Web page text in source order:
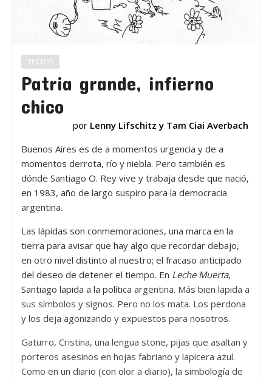
TEXTOS
Patria grande, infierno
chico
por Lenny Lifschitz y Tam Ciai Averbach
Buenos Aires es de a momentos urgencia y de a
momentos derrota, río y niebla. Pero también es
dónde Santiago O. Rey vive y trabaja desde que nació,
en 1983, año de largo suspiro para la democracia
argentina.
Las lápidas son conmemoraciones, una marca en la
tierra para avisar que hay algo que recordar debajo,
en otro nivel distinto al nuestro; el fracaso anticipado
del deseo de detener el tiempo. En Leche Muerta,
Santiago lapida a la política argentina. Más bien lapida a
sus símbolos y signos. Pero no los mata. Los perdona
y los deja agonizando y expuestos para nosotros.
Gaturro, Cristina, una lengua stone, pijas que asaltan y
porteros asesinos en hojas fabriano y lapicera azul.
Como en un diario (con olor a diario), la simbología de